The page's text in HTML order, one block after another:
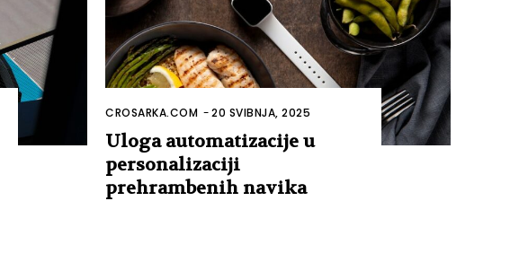
CROSARKA.COM -20 SVIBNJA, 2025
Uloga automatizacije u
personalizaciji
prehrambenih navika